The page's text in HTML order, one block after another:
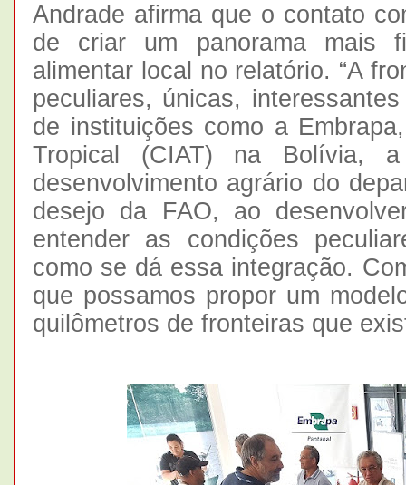
Andrade afirma que o contato
de criar um panorama mais
alimentar local no relatório. “A
peculiares, únicas,
de instituições como a
Tropical (CIAT) na Bolívia,
desenvolvimento agrário do
desejo da FAO, ao
entender as condições
como se dá essa integração.
que possamos propor um
quilômetros de fronteiras que